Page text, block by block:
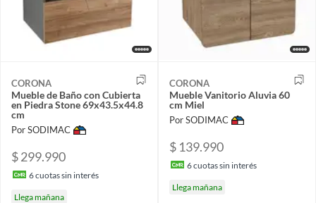
CORONA
Mueble de Baño con Cubierta
en Piedra Stone 69x43.5x44.8
cm
Por SODIMAC
$ 299.990
6cuotas sin interés
Llega mañana
CORONA
Mueble Vanitorio Aluvia 60
cm Miel
Por SODIMAC
$ 139.990
6cuotas sin interés
Llega mañana